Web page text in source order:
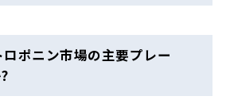
ポニン市場の主要プレー